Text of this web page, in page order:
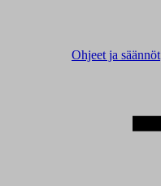
Ohjeet ja säännöt